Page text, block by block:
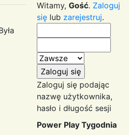
Witamy, Gość. Zaloguj
się lub zarejestruj.
Zaloguj się podając
nazwę użytkownika,
hasło i długość sesji
Power Play Tygodnia